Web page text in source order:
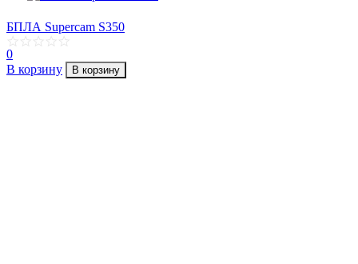
БПЛА Supercam S350
0
В корзину
В корзину